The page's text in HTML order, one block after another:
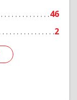
46
2
Подробнее